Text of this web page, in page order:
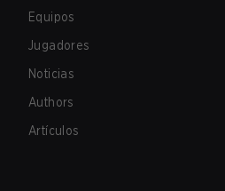
Equipos
Jugadores
Noticias
Authors
Artículos